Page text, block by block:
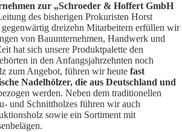
zur „Schroeder & Hoffert GmbH
des bisherigen Prokuristen Horst
dreizehn Mitarbeitern erfüllen wir
von Bauunternehmen, Handwerk und
hat sich unsere Produktpalette den
in den Anfangsjahrzehnten noch
zum Angebot, führen wir heute fast
Nadelhölzer, die aus Deutschland und
werden. Neben dem traditionellen
und Schnittholzes führen wir auch
sowie ein Sortiment mit